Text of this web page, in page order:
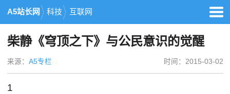
A5站长网 科技 互联网
柴静《穹顶之下》与公民意识的觉醒
来源： A5专栏 时间：2015-03-02
1